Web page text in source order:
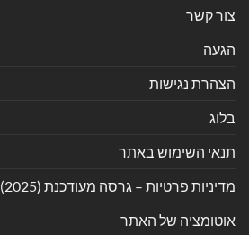
צור קשר
הגעה
הצהרת נגישות
בלוג
תנאי השימוש באתר
מדיניות פרטיות – גרסה מעודכנת (2025)
אוטומציה של האתר